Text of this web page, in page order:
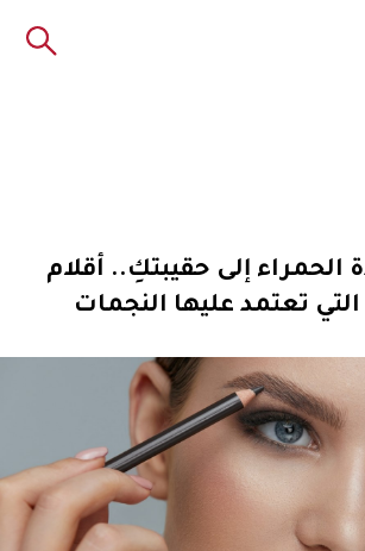
الحمراء إلى حقيبتكِ.. أقلام
تعتمد عليها النجمات